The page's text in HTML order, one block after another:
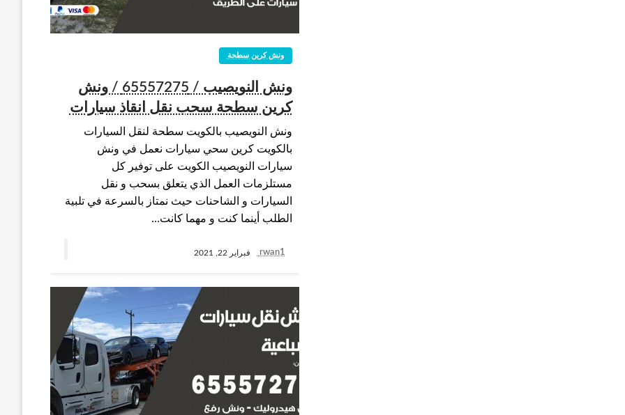
ونش كرين سطحة
ونش النويصيب / 65557275 / ونش
كرين سطحة سحب نقل انقاذ سيارات
ونش النويصيب بالكويت سطحة لنقل السيارات
بالكويت كرين سحي سيارات نعمل في ونش
سيارات النويصيب الكويت على توفير كل
مستلزمات العمل الذي يتعلق بسحب و نقل
السيارات و الشاحنات حيث نمتاز بالسرعة في تلبية
الطلب أينما كنت و مهما كانت…
rwan1 فبراير 22, 2021